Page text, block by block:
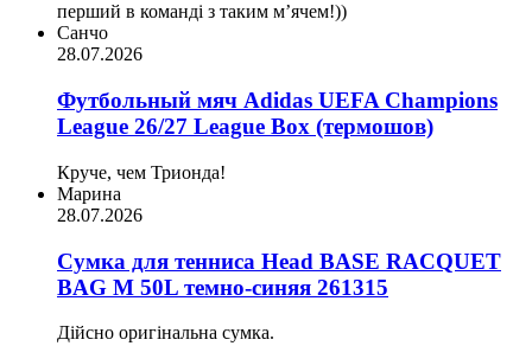
перший в команді з таким мʼячем!))
Санчо
28.07.2026
Футбольный мяч Adidas UEFA Champions
League 26/27 League Box (термошов)
Круче, чем Трионда!
Марина
28.07.2026
Сумка для тенниса Head BASE RACQUET
BAG M 50L темно-синяя 261315
Дійсно оригінальна сумка.